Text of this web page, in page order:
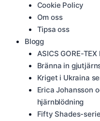
Cookie Policy
Om oss
Tipsa oss
Blogg
ASICS GORE-
Bränna in
Kriget i Ukraina
Erica Johansson
hjärnblödning
Fifty Shades-